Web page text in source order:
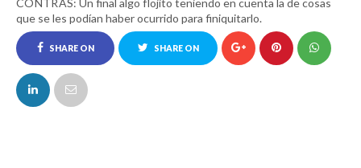
CONTRAS: Un final algo flojito teniendo en cuenta la de cosas
que se les podían haber ocurrido para finiquitarlo.
SHARE ON
FACEBOOK
SHARE ON